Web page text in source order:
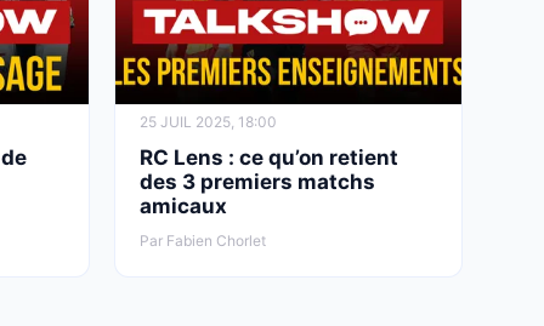
25 JUIL 2025, 18:00
RC Lens : ce qu’on retient
des 3 premiers matchs
amicaux
Par Fabien Chorlet